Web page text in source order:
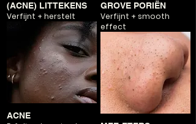
(ACNE) LITTEKENS
Verfijnt + herstelt
ACNE
GROVE PORIËN
Verfijnt + smooth
effect